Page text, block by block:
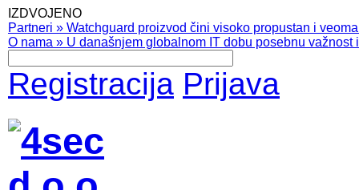
IZDVOJENO
Partneri » Watchguard proizvod čini visoko propustan i
O nama » U današnjem globalnom IT dobu posebnu
Registracija Prijava